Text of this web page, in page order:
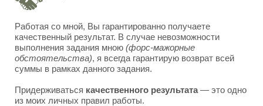
Работая со мной, Вы гарантированно получаете
качественный результат. В случае невозможности
выполнения задания мною (форс-мажорные
обстоятельства), я всегда гарантирую возврат всей
суммы в рамках данного задания.
Придерживаться качественного результата— это одно
из моих личных правил работы.